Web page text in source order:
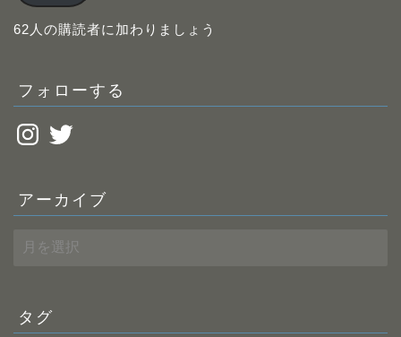
ド
レ
62人の購読者に加わりましょう
フォローする
Instagram
Twitter
アーカイブ
ー
ブ
タグ